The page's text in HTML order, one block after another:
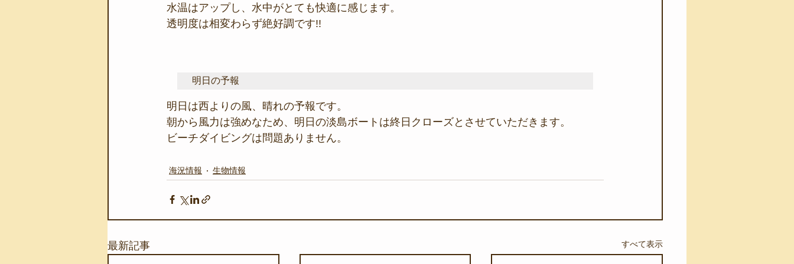
水温はアップし、水中がとても快適に感じます。
透明度は相変わらず絶好調です!!
明日の予報
明日は西よりの風、晴れの予報です。
朝から風力は強めなため、明日の淡島ボートは終日クローズとさせていただきます。
ビーチダイビングは問題ありません。
海況情報 生物情報
最新記事 すべて表示